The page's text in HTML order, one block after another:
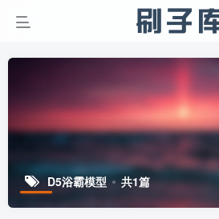
D5浴霸模型 共1篇